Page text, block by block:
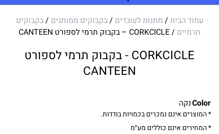
עמוד הבית / מתנות לעובדים /בקבוקים ממותגים /בקבוקים
תרמיים / CORKCICLE – בקבוק תרמי לספורט CANTEEN
CORKCICLE - בקבוק תרמי לספורט
CANTEEN
Colorנקה
* המוצרים אינם נמכרים בכמויות בודדות.
* המחירים אינם כוללים מע״מ